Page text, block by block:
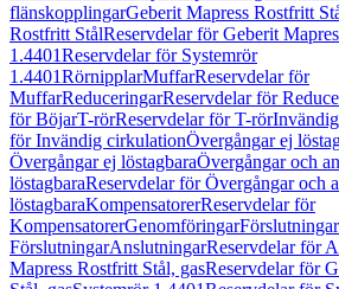
flänskopplingarGeberit Mapress Rostfritt
Rostfritt StålReservdelar för Geberit
1.4401Reservdelar för Systemrör
1.4401RörnipplarMuffarReservdelar för
MuffarReduceringarReservdelar för
för BöjarT-rörReservdelar för T-rör
för Invändig cirkulationÖvergångar ej
Övergångar ej löstagbaraÖvergångar och
löstagbaraReservdelar för Övergångar och
löstagbaraKompensatorerReservdelar för
KompensatorerGenomföringarFörslutningar
FörslutningarAnslutningarReservdelar för
Mapress Rostfritt Stål, gasReservdelar för